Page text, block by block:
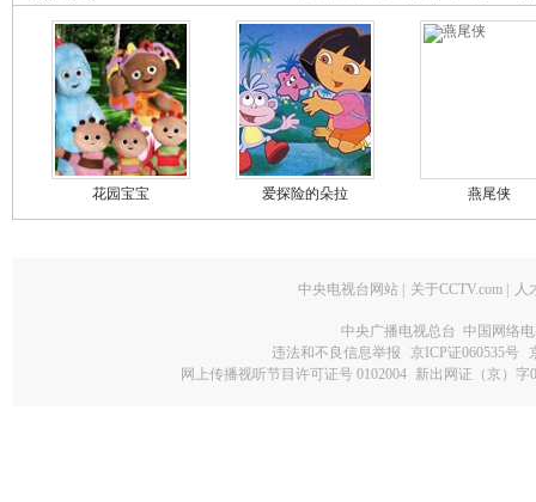
花园宝宝 爱探险的朵拉 燕尾侠
中央电视台网站 | 关于CCTV.com | 人
中央广播电视总台 中国网络
违法和不良信息举报
京ICP证060535号
网上传播视听节目许可证号 0102004 新出网证（京）